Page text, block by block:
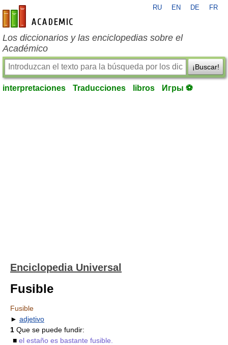
es-academic.com
RU EN DE FR
Los diccionarios y las enciclopedias sobre el
Académico
¡Buscar!
interpretaciones Traducciones libros Игры ⚽
Enciclopedia Universal
Fusible
Fusible
► adjetivo
1 Que se puede fundir:
■ el estaño es bastante fusible.